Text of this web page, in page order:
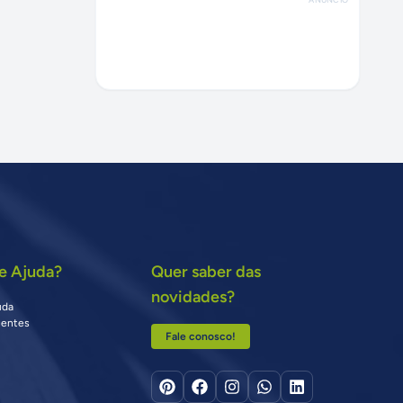
Ajuda?
Quer saber das
novidades?
Fale conosco!